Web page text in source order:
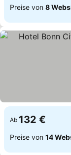
Preise von 8
Ab 132 €
Preise von 14